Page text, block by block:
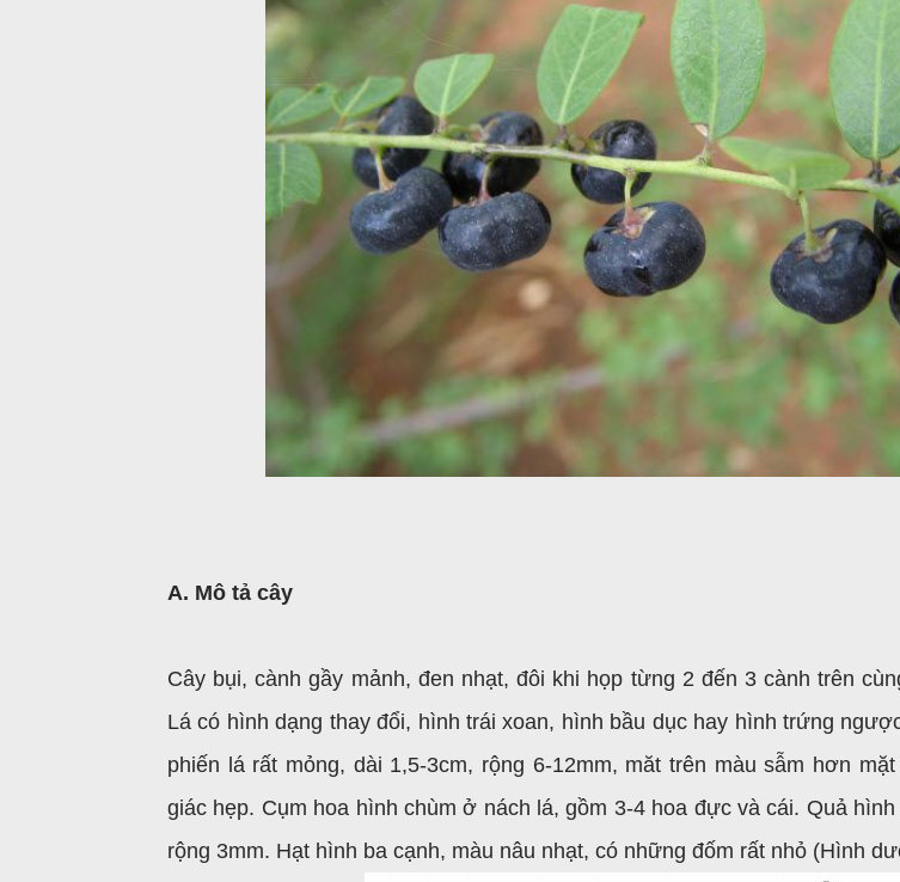
A. Mô tả cây
Cây bụi, cành gầy mảnh, đen nhạt, đôi khi họp từng 2 đến 3 cành trên
Lá có hình dạng thay đổi, hình trái xoan, hình bầu dục hay hình trứng
phiến lá rất mỏng, dài 1,5-3cm, rộng 6-12mm, măt trên màu sẫm hơn
giác hẹp. Cụm hoa hình chùm ở nách lá, gồm 3-4 hoa đực và cái. Quả
rộng 3mm. Hạt hình ba cạnh, màu nâu nhạt, có những đốm rất nhỏ (Hình